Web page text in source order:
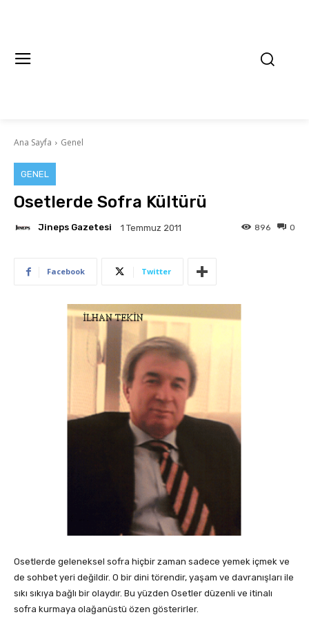
Ana Sayfa Genel
GENEL
Osetlerde Sofra Kültürü
Jineps Gazetesi 1 Temmuz 2011 0
896
Facebook Twitter
Osetlerde geleneksel sofra hiçbir zaman sadece yemek içmek ve
de sohbet yeri değildir. O bir dini törendir, yaşam ve davranışları ile
sıkı sıkıya bağlı bir olaydır. Bu yüzden Osetler düzenli ve itinalı
sofra kurmaya olağanüstü özen gösterirler.